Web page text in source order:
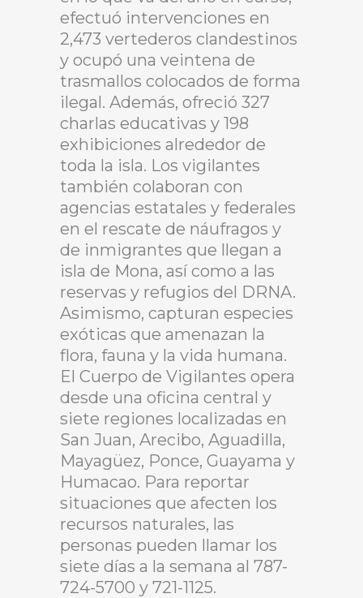
efectuó intervenciones en
2,473 vertederos clandestinos
y ocupó una veintena de
trasmallos colocados de forma
ilegal. Además, ofreció 327
charlas educativas y 198
exhibiciones alrededor de
toda la isla. Los vigilantes
también colaboran con
agencias estatales y federales
en el rescate de náufragos y
de inmigrantes que llegan a
isla de Mona, así como a las
reservas y refugios del DRNA.
Asimismo, capturan especies
exóticas que amenazan la
flora, fauna y la vida humana.
El Cuerpo de Vigilantes opera
desde una oficina central y
siete regiones localizadas en
San Juan, Arecibo, Aguadilla,
Mayagüez, Ponce, Guayama y
Humacao. Para reportar
situaciones que afecten los
recursos naturales, las
personas pueden llamar los
siete días a la semana al 787-
724-5700 y 721-1125.